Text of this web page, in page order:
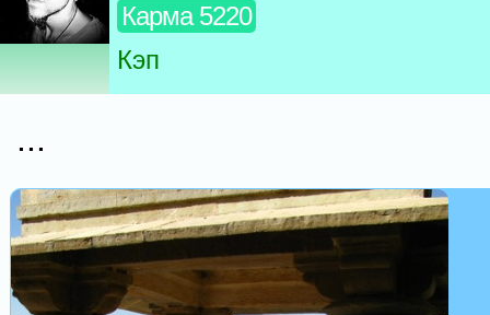
Карма 5220
Кэп
...